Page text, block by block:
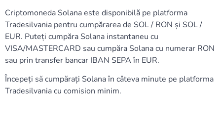
Criptomoneda Solana este disponibilă pe platforma
Tradesilvania pentru cumpărarea de SOL / RON și SOL /
EUR. Puteți cumpăra Solana instantaneu cu
VISA/MASTERCARD sau cumpăra Solana cu numerar RON
sau prin transfer bancar IBAN SEPA în EUR.
Începeți să cumpărați Solana în câteva minute pe platforma
Tradesilvania cu comision minim.